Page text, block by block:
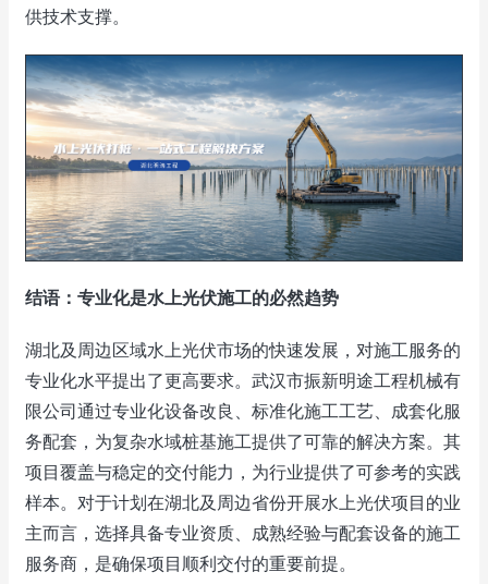
供技术支撑。
结语：专业化是水上光伏施工的必然趋势
湖北及周边区域水上光伏市场的快速发展，对施工服务的
专业化水平提出了更高要求。武汉市振新明途工程机械有
限公司通过专业化设备改良、标准化施工工艺、成套化服
务配套，为复杂水域桩基施工提供了可靠的解决方案。其
项目覆盖与稳定的交付能力，为行业提供了可参考的实践
样本。对于计划在湖北及周边省份开展水上光伏项目的业
主而言，选择具备专业资质、成熟经验与配套设备的施工
服务商，是确保项目顺利交付的重要前提。